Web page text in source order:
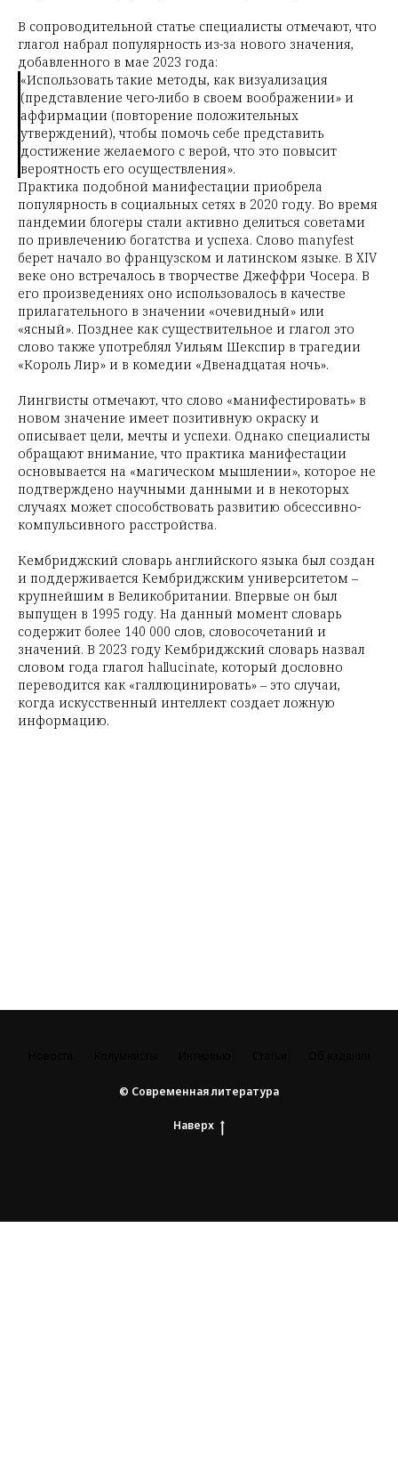
В сопроводительной статье специалисты отмечают, что
глагол набрал популярность из-за нового значения,
добавленного в мае 2023 года:
«Использовать такие методы, как визуализация
(представление чего-либо в своем воображении» и
аффирмации (повторение положительных
утверждений), чтобы помочь себе представить
достижение желаемого с верой, что это повысит
вероятность его осуществления».
Практика подобной манифестации приобрела
популярность в социальных сетях в 2020 году. Во время
пандемии блогеры стали активно делиться советами
по привлечению богатства и успеха. Слово manyfest
берет начало во французском и латинском языке. В XIV
веке оно встречалось в творчестве Джеффри Чосера. В
его произведениях оно использовалось в качестве
прилагательного в значении «очевидный» или
«ясный». Позднее как существительное и глагол это
слово также употреблял Уильям Шекспир в трагедии
«Король Лир» и в комедии «Двенадцатая ночь».
Лингвисты отмечают, что слово «манифестировать» в
новом значение имеет позитивную окраску и
описывает цели, мечты и успехи. Однако специалисты
обращают внимание, что практика манифестации
основывается на «магическом мышлении», которое не
подтверждено научными данными и в некоторых
случаях может способствовать развитию обсессивно-
компульсивного расстройства.
Кембриджский словарь английского языка был создан
и поддерживается Кембриджским университетом –
крупнейшим в Великобритании. Впервые он был
выпущен в 1995 году. На данный момент словарь
содержит более 140 000 слов, словосочетаний и
значений. В 2023 году Кембриджский словарь назвал
словом года глагол hallucinate, который дословно
переводится как «галлюцинировать» – это случаи,
когда искусственный интеллект создает ложную
информацию.
© Современная литература
Наверх